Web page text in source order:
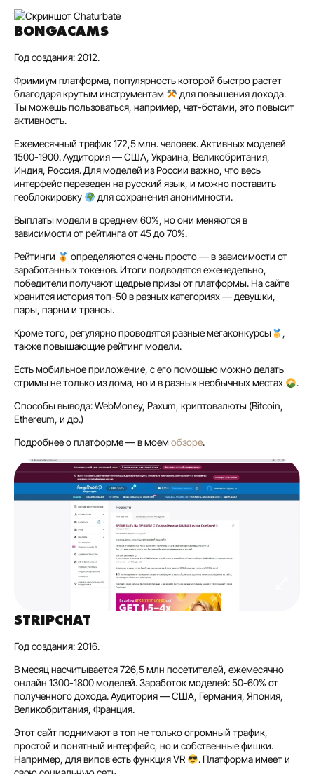
BONGACAMS
Год создания: 2012.
Фримиум платформа, популярность которой быстро растет
благодаря крутым инструментам
для повышения дохода.
Ты можешь пользоваться, например, чат-ботами, это повысит
активность.
Ежемесячный трафик 172,5 млн. человек. Активных моделей
1500-1900. Аудитория — США, Украина, Великобритания,
Индия, Россия. Для моделей из России важно, что весь
интерфейс переведен на русский язык, и можно поставить
геоблокировку
для сохранения анонимности.
Выплаты модели в среднем 60%, но они меняются в
зависимости от рейтинга от 45 до 70%.
Рейтинги
определяются очень просто — в зависимости от
заработанных токенов. Итоги подводятся еженедельно,
победители получают щедрые призы от платформы. На сайте
хранится история топ-50 в разных категориях — девушки,
пары, парни и трансы.
Кроме того, регулярно проводятся разные мегаконкурсы
,
также повышающие рейтинг модели.
Есть мобильное приложение, с его помощью можно делать
стримы не только из дома, но и в разных необычных местах
.
Способы вывода: WebMoney, Paxum, криптовалюты (Bitcoin,
Ethereum, и др.)
Подробнее о платформе — в моем обзоре.
STRIPCHAT
Год создания: 2016.
В месяц насчитывается 726,5 млн посетителей, ежемесячно
онлайн 1300-1800 моделей. Заработок моделей: 50-60% от
полученного дохода. Аудитория — США, Германия, Япония,
Великобритания, Франция.
Этот сайт поднимают в топ не только огромный трафик,
простой и понятный интерфейс, но и собственные фишки.
Например, для випов есть функция VR
. Платформа имеет и